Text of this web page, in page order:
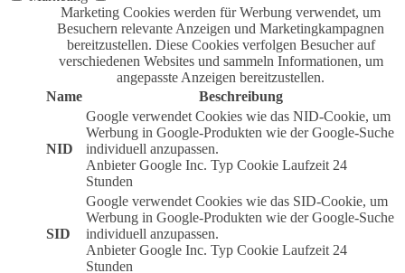
Marketing Cookies werden für Werbung verwendet, um
Besuchern relevante Anzeigen und Marketingkampagnen
bereitzustellen. Diese Cookies verfolgen Besucher auf
verschiedenen Websites und sammeln Informationen, um
angepasste Anzeigen bereitzustellen.
Name
Beschreibung
NID
Google verwendet Cookies wie das NID-Cookie, um
Werbung in Google-Produkten wie der Google-Suche
individuell anzupassen.
Anbieter Google Inc. Typ Cookie Laufzeit 24
Stunden
SID
Google verwendet Cookies wie das SID-Cookie, um
Werbung in Google-Produkten wie der Google-Suche
individuell anzupassen.
Anbieter Google Inc. Typ Cookie Laufzeit 24
Stunden